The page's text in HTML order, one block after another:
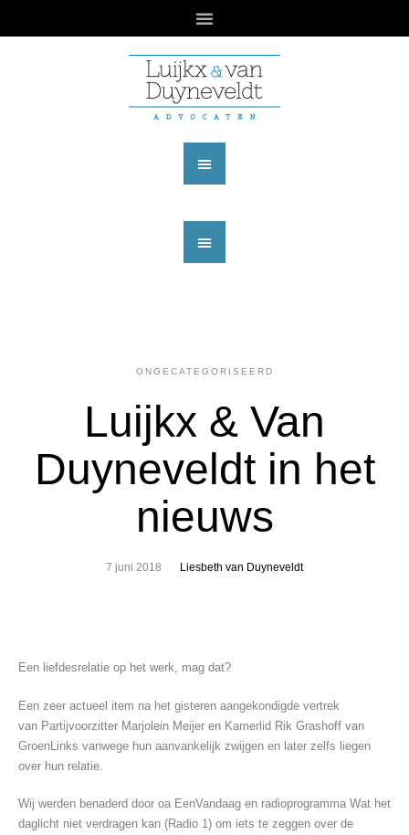
ONGECATEGORISEERD
Luijkx & Van
Duyneveldt in het
nieuws
7 juni 2018 Liesbeth van Duyneveldt
Een liefdesrelatie op het werk, mag dat?
Een zeer actueel item na het gisteren aangekondigde vertrek
van Partijvoorzitter Marjolein Meijer en Kamerlid Rik Grashoff van
GroenLinks vanwege hun aanvankelijk zwijgen en later zelfs liegen
over hun relatie.
Wij werden benaderd door oa EenVandaag en radioprogramma Wat het
daglicht niet verdragen kan (Radio 1) om iets te zeggen over de